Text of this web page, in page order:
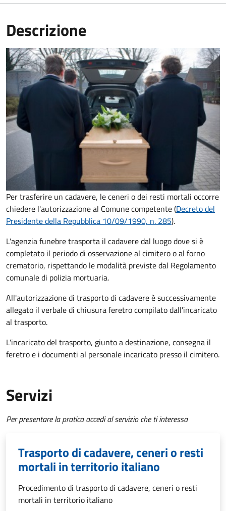
Descrizione
Per trasferire un cadavere, le ceneri o dei resti mortali occorre
chiedere l'autorizzazione al Comune competente (Decreto del
Presidente della Repubblica 10/09/1990, n. 285).
L'agenzia funebre trasporta il cadavere dal luogo dove si è
completato il periodo di osservazione al cimitero o al forno
crematorio, rispettando le modalità previste dal Regolamento
comunale di polizia mortuaria.
All'autorizzazione di trasporto di cadavere è successivamente
allegato il verbale di chiusura feretro compilato dall'incaricato
al trasporto.
L'incaricato del trasporto, giunto a destinazione, consegna il
feretro e i documenti al personale incaricato presso il cimitero.
Servizi
Per presentare la pratica accedi al servizio che ti interessa
Trasporto di cadavere, ceneri o resti
mortali in territorio italiano
Procedimento di trasporto di cadavere, ceneri o resti
mortali in territorio italiano